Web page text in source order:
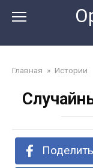
Главная » Истории